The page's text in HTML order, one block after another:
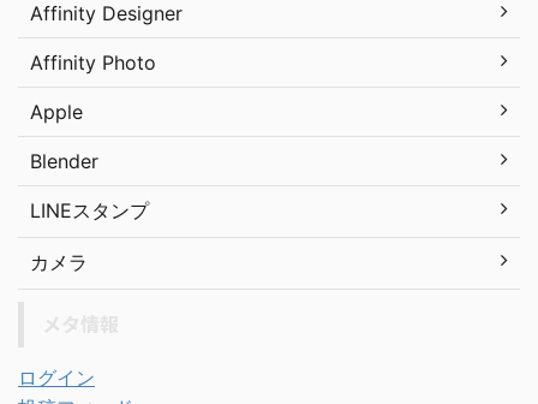
Affinity Designer
Affinity Photo
Apple
Blender
LINEスタンプ
カメラ
ログイン